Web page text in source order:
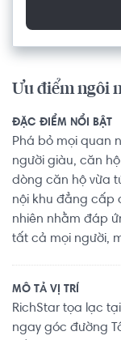
Ưu điểm ngôi
ĐẶC ĐIỂM NỔI BẬT
Phá bỏ mọi quan
người giàu, căn
dòng căn hộ vừa
nội khu đẳng cấp
nhiên nhằm đáp
tất cả mọi người,
MÔ TẢ VỊ TRÍ
RichStar tọa lạc
ngay góc đường